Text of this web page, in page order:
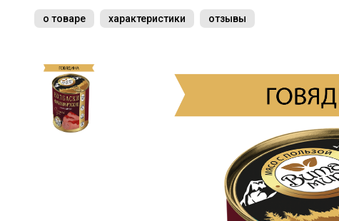
о товаре характеристики отзывы